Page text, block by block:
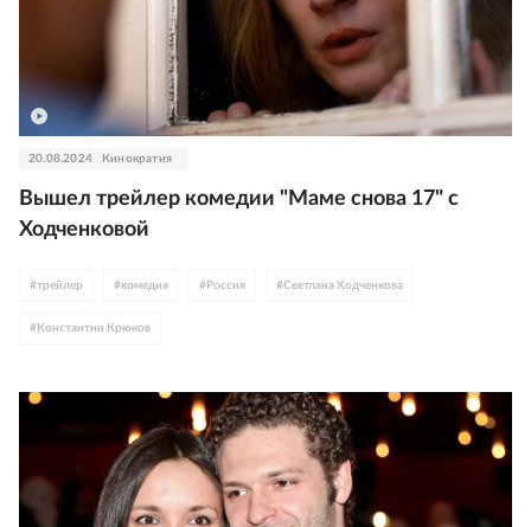
20.08.2024 Кинократия
Вышел трейлер комедии "Маме снова 17" с
Ходченковой
#трейлер #комедия # Россия #Светлана Ходченкова
# Константин Крюков